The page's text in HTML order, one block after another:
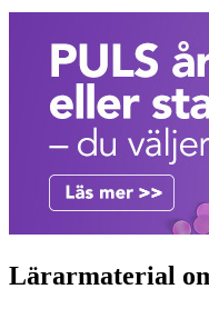
Lärarmaterial